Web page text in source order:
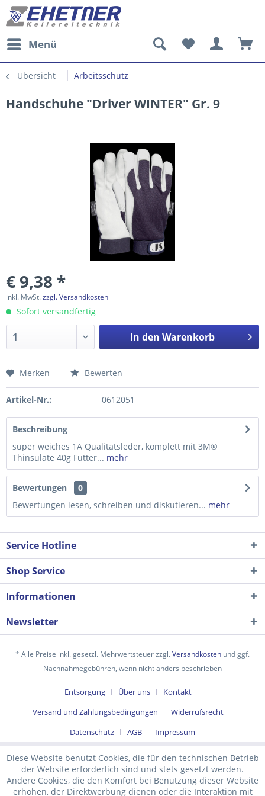
Menü
Übersicht Arbeitsschutz
Handschuhe "Driver WINTER" Gr. 9
€ 9,38 *
inkl. MwSt.zzgl. Versandkosten
Sofort versandfertig
In den Warenkorb
Preis anfragen
verstanden und stimme zu. *
Mit * gekennzeichnete Felder sind Pflichtfelder.
Merken Bewerten
Artikel-Nr.: 0612051
Beschreibung
super weiches 1A Qualitätsleder, komplett mit 3M®
Thinsulate 40g Futter... mehr
Bewertungen
0
Bewertungen lesen, schreiben und diskutieren... mehr
Service Hotline
Shop Service
Informationen
Newsletter
* Alle Preise inkl. gesetzl. Mehrwertsteuer zzgl.Versandkosten und ggf.
Nachnahmegebühren, wenn nicht anders beschrieben
Entsorgung Über uns
Kontakt
Versand und Zahlungsbedingungen
Widerrufsrecht
Datenschutz
AGB Impressum
Diese Website benutzt Cookies, die für den technischen Betrieb
der Website erforderlich sind und stets gesetzt werden.
Andere Cookies, die den Komfort bei Benutzung dieser Website
erhöhen, der Direktwerbung dienen oder die Interaktion mit